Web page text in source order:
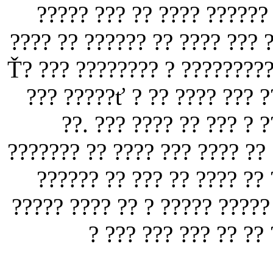
?? ?? ????? ?? ??? ???
??? ?? ????? ? ????? ????
???? ? ?? ?????? ? ???? ??? ??? Ť? ??? ???????? ?
??? ?????ť ? ?? ???? ???
??. ??? ???? ?? ??? ?
??????? ?? ???? ??? ????
?????? ?? ??? ?? ????
????? ???? ?? ? ?????
?? ??? ????? ??